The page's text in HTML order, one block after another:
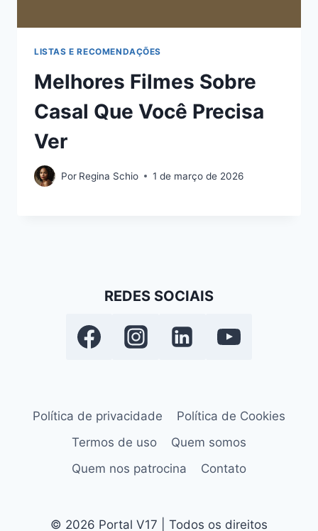
LISTAS E RECOMENDAÇÕES
Melhores Filmes Sobre
Casal Que Você Precisa
Ver
Por Regina Schio 1 de março de 2026
REDES SOCIAIS
Política de privacidade
Política de Cookies
Termos de uso
Quem somos
Quem nos patrocina
Contato
© 2026 Portal V17 | Todos os direitos